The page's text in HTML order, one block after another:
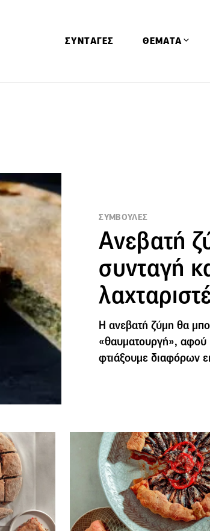
ΣΥΝΤΑΓΕΣ ΘΕΜΑΤΑ
Υγεία &
ΣΥΜΒΟΥΛΕΣ
Ανεβατή
συνταγή
Η ανεβατή ζύμη θα
«θαυματουργή», αφού
φτιάξουμε διαφόρων